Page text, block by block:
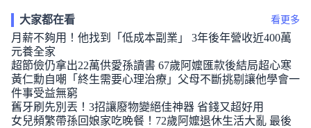
大家都在看 看更多
月薪不夠用！他找到「低成本副業」 3年後年營收近400萬
元養全家
超節儉仍拿出22萬供愛孫讀書 67歲阿嬤匯款後結局超心寒
黃仁勳自嘲「終生需要心理治療」父母不斷挑剔讓他學會一
件事受益無窮
舊牙刷先別丟！3招讓廢物變絕佳神器 省錢又超好用
女兒頻繁帶孫回娘家吃晚餐！72歲阿嬤退休生活大亂 最後